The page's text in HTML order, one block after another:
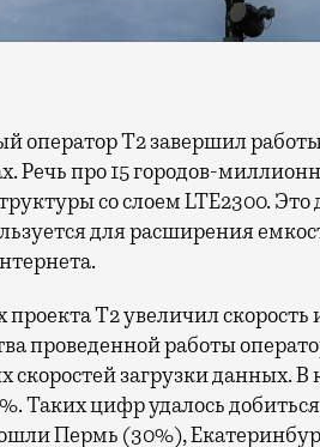
Речь про 15 городов-
со слоем LTE2300.
для расширения
проекта Т2 увеличил
проведенной работы
загрузки данных. В
Таких цифр удалось
Пермь (30%),